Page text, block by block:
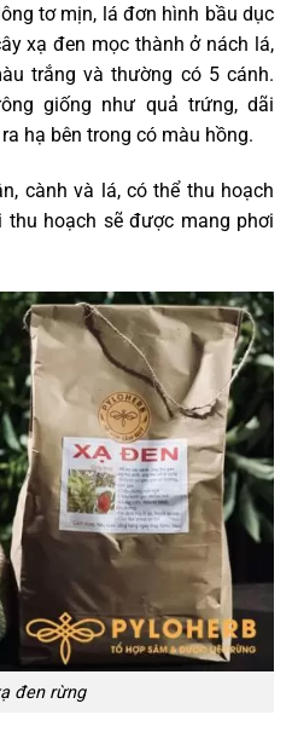
tơ mịn, lá đơn hình bầu dục
xạ đen mọc thành ở nách lá,
trắng và thường có 5 cánh.
giống như quả trứng, dãi
hạ bên trong có màu hồng.
cành và lá, có thể thu hoạch
hoạch sẽ được mang phơi
đen rừng